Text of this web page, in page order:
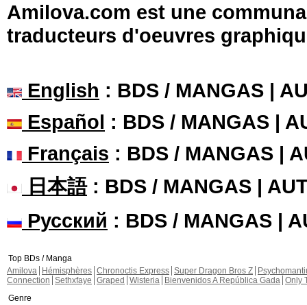
Amilova.com est une
traducteurs d'oeuvres
English : BDS / MANGAS |
Español : BDS / MANGAS |
Français : BDS / MANGAS |
日本語: BDS / MANGAS |
Русский : BDS / MANGAS |
Top BDs / Manga
Amilova
Hémisphères Chronoctis Express Super Dragon Bros Z
Connection Sethxfaye Graped Wisteria Bienvenidos A República Gada Only
Genre